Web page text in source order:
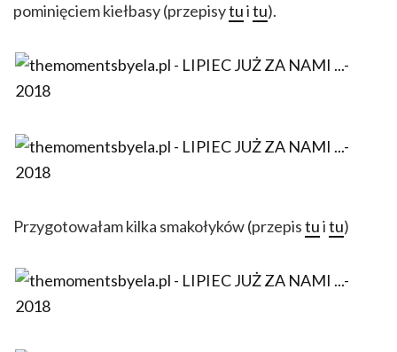
pominięciem kiełbasy (przepisytuitu).
Przygotowałam kilka smakołyków (przepistuitu)